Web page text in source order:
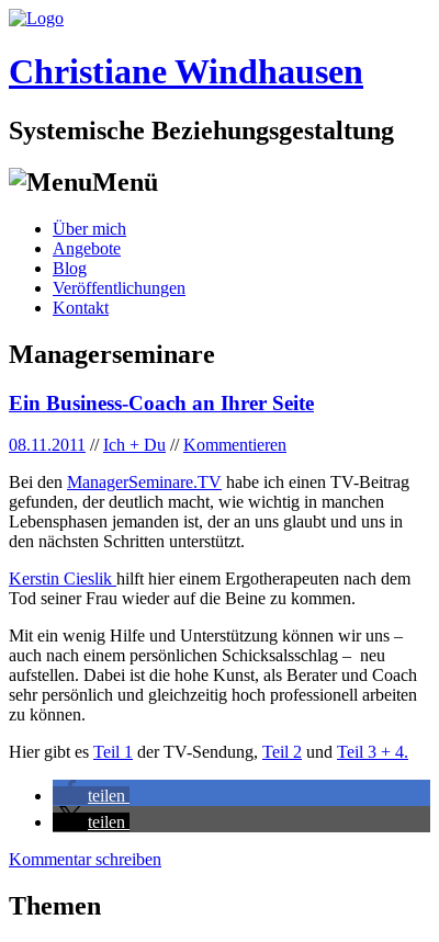
Christiane Windhausen
Systemische Beziehungsgestaltung
Menü
Skip
content
Über mich
Angebote
Blog
Veröffentlichungen
Kontakt
Managerseminare
Ein Business-Coach an Ihrer Seite
08.11.2011 //Ich + Du //Kommentieren
Bei den ManagerSeminare.TV habe ich einen TV-Beitrag
gefunden, der deutlich macht, wie wichtig in manchen
Lebensphasen jemanden ist, der an uns glaubt und uns in
den nächsten Schritten unterstützt.
Kerstin Cieslik hilft hier einem Ergotherapeuten nach dem
Tod seiner Frau wieder auf die Beine zu kommen.
Mit ein wenig Hilfe und Unterstützung können wir uns –
auch nach einem persönlichen Schicksalsschlag – neu
aufstellen. Dabei ist die hohe Kunst, als Berater und Coach
sehr persönlich und gleichzeitig hoch professionell arbeiten
zu können.
Hier gibt es Teil 1 der TV-Sendung, Teil 2 und Teil 3 + 4.
teilen
teilen
Kommentar schreiben
Themen